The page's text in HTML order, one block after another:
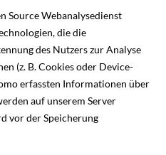
Source Webanalysedienst
die die
des Nutzers zur Analyse
(z. B. Cookies oder Device-
erfassten Informationen über
auf unserem Server
vor der Speicherung